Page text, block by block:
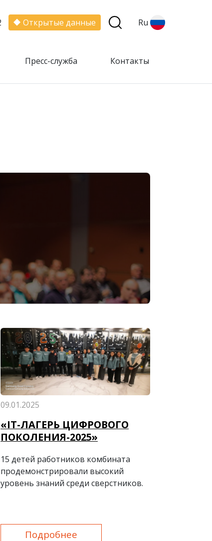
Открытые данные Ru
Пресс-служба Контакты
09.01.2025
«IT-ЛАГЕРЬ ЦИФРОВОГО
ПОКОЛЕНИЯ-2025»
15 детей работников комбината
продемонстрировали высокий
уровень знаний среди сверстников.
Подробнее